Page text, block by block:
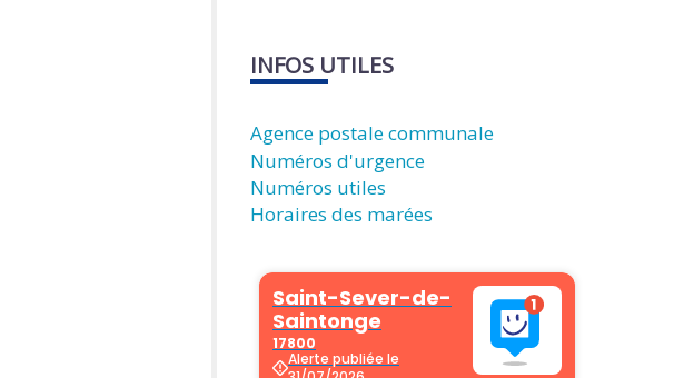
INFOS UTILES
Agence postale communale
Numéros d'urgence
Numéros utiles
Horaires des marées